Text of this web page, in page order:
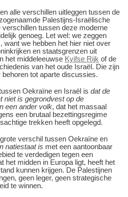
alle verschillen uitleggen tussen de
Palestijns-Israëlische
tussen deze moderne
genoeg. Let wel: we zeggen
want we hebben het hier niet over
en staatsgrenzen uit
het middeleeuwse Kyifse Rijk of de
van het oude Israël. Die zijn
tot aparte discussies.
Oekraïne en Israël is dat de
niet is gegrondvest op de
een ander volk, dat het massaal
een brutaal bezettingsregime
trekken heeft opgelegd.
verschil tussen Oekraïne en
natiestaat is met een aantoonbaar
te verdedigen tegen een
het midden in Europa ligt, heeft het
kunnen krijgen. De Palestijnen
geen leger, geen strategische
te winnen.